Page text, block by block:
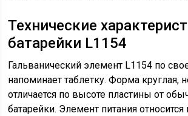
Технические
батарейки L1154
Гальванический элемент L1154 по
напоминает таблетку. Форма круглая,
отличается по высоте пластины от
батарейки. Элемент питания относится